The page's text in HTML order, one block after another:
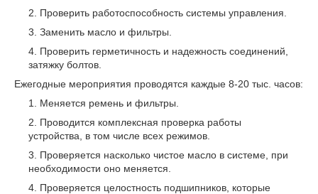
Проверить работоспособность системы управления.
Заменить масло и фильтры.
Проверить герметичность и надежность соединений,
затяжку болтов.
Ежегодные мероприятия проводятся каждые 8-20 тыс. часов:
Меняется ремень и фильтры.
Проводится комплексная проверка работы
устройства, в том числе всех режимов.
Проверяется насколько чистое масло в системе, при
необходимости оно меняется.
Проверяется целостность подшипников, которые